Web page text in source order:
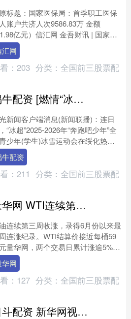
原标题：国家医保局：首季职工医保
账户共济人次9586.83万 金额
亿元）信汇网 金吾财讯 | 国家医
公布数据显示，目前，职工医保个
户共....
汇网
： 203 分类： 全国前三股票配
锅牛配资 [燃情“冰超”]少年逐冰雪 燃动一座城
新闻客户端消息(新闻联播)：连日
“冰超”2025-2026年“奔跑吧少年”全
少年(学生)冰雪运动会在绥化热力
。这场洋溢着青春朝气的冰雪盛会
配....
牛配资
： 211 分类： 全国前三股票配
量华网 WTI连续第三周上涨 录得6月份以来最长周连涨纪录
连续第三周收涨，录得6月份以来最
连涨纪录。WTI结算价接近每桶59
量华网，两个交易日累计涨逾5%。
的上升在期权市场尤为明显。对于
原油期货，看....
华网
： 127 分类： 全国前三股票配
日斗配资 新华网视评丨“宝华月季”，因何而美？